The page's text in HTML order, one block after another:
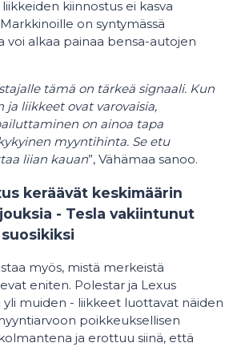
kiinnostus ei kasva
on syntymässä
voi alkaa painaa bensa-autojen
tämä on tärkeä signaali. Kun
ja liikkeet ovat varovaisia,
on ainoa tapa
myyntihinta. Se etu
liian kauan”, Vähämaa sanoo.
keräävät keskimäärin
- Tesla vakiintunut
myös, mistä merkeistä
eniten. Polestar ja Lexus
muiden - liikkeet luottavat näiden
poikkeuksellisen
ja erottuu siinä, että